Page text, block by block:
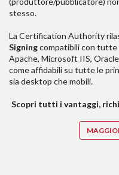
stesso.
La Certification Authority
Signingcompatibili con tutte
Apache, Microsoft IIS,
come affidabili su tutte le
sia desktop che mobili.
Scopri tutti i vantaggi,